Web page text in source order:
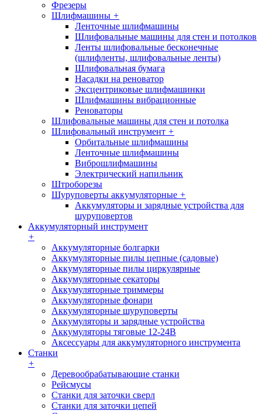
Фрезеры
Шлифмашины +
Ленточные шлифмашины
Шлифовальные машины для стен и потолков
Ленты шлифовальные бесконечные
(шлифленты, шлифовальные ленты)
Шлифовальная бумага
Насадки на реноватор
Эксцентриковые шлифмашинки
Шлифмашины вибрационные
Реноваторы
Шлифовальные машины для стен и потолка
Шлифовальный инструмент +
Орбитальные шлифмашины
Ленточные шлифмашины
Виброшлифмашины
Электрический напильник
Штроборезы
Шуруповерты аккумуляторные +
Аккумуляторы и зарядные устройства для
шуруповертов
Аккумуляторный инструмент
+
Аккумуляторные болгарки
Аккумуляторные пилы цепные (садовые)
Аккумуляторные пилы циркулярные
Аккумуляторные секаторы
Аккумуляторные триммеры
Аккумуляторные фонари
Аккумуляторные шуруповерты
Аккумуляторы и зарядные устройства
Аккумуляторы тяговые 12-24В
Аксессуары для аккумуляторного инструмента
Станки
+
Деревообрабатывающие станки
Рейсмусы
Станки для заточки сверл
Станки для заточки цепей